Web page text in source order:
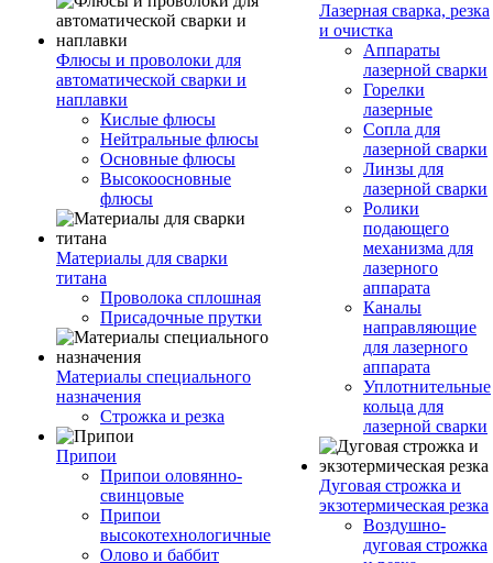
Флюсы и проволоки для
автоматической сварки и
наплавки
Кислые флюсы
Нейтральные флюсы
Основные флюсы
Высокоосновные
флюсы
Материалы для сварки
титана
Проволока сплошная
Присадочные прутки
Материалы специального
назначения
Строжка и резка
Припои
Припои оловянно-
свинцовые
Припои
высокотехнологичные
Олово и баббит
Лазерная сварка, резка
и очистка
Аппараты
лазерной сварки
Горелки
лазерные
Сопла для
лазерной сварки
Линзы для
лазерной сварки
Ролики
подающего
механизма для
лазерного
аппарата
Каналы
направляющие
для лазерного
аппарата
Уплотнительные
кольца для
лазерной сварки
Дуговая строжка и
экзотермическая резка
Воздушно-
дуговая строжка